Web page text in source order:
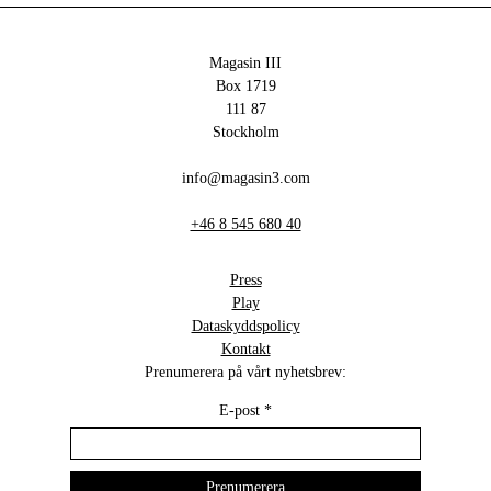
Magasin III
Box 1719
111 87
Stockholm
info@magasin3.com
+46 8 545 680 40
Press
Play
Dataskyddspolicy
Kontakt
Prenumerera på vårt nyhetsbrev:
E-post *